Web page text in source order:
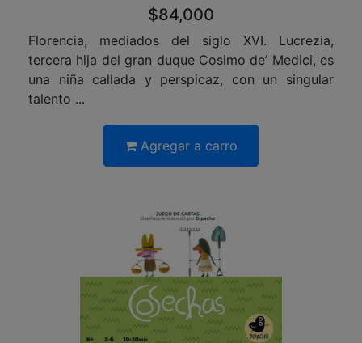
$84,000
Florencia, mediados del siglo XVI. Lucrezia,
tercera hija del gran duque Cosimo de’ Medici, es
una niña callada y perspicaz, con un singular
talento ...
Agregar a carro